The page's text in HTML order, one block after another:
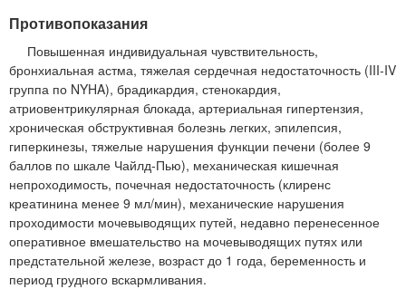
Противопоказания
Повышенная индивидуальная чувствительность,
бронхиальная астма, тяжелая сердечная недостаточность (III-IV
группа по NYHA), брадикардия, стенокардия,
атриовентрикулярная блокада, артериальная гипертензия,
хроническая обструктивная болезнь легких, эпилепсия,
гиперкинезы, тяжелые нарушения функции печени (более 9
баллов по шкале Чайлд-Пью), механическая кишечная
непроходимость, почечная недостаточность (клиренс
креатинина менее 9 мл/мин), механические нарушения
проходимости мочевыводящих путей, недавно перенесенное
оперативное вмешательство на мочевыводящих путях или
предстательной железе, возраст до 1 года, беременность и
период грудного вскармливания.